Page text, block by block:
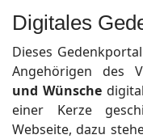
Digitales
Dieses
Angehörigen des
und Wünsche
einer Kerze
Webseite, dazu